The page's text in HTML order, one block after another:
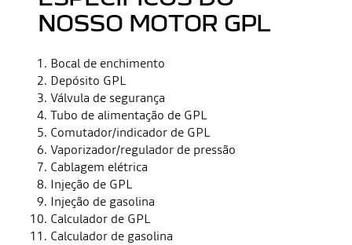
NOSSO MOTOR GPL
Bocal de enchimento
Depósito GPL
Válvula de segurança
Tubo de alimentação de GPL
Comutador/indicador de GPL
Vaporizador/regulador de pressão
Cablagem elétrica
Injeção de GPL
Injeção de gasolina
Calculador de GPL
Calculador de gasolina